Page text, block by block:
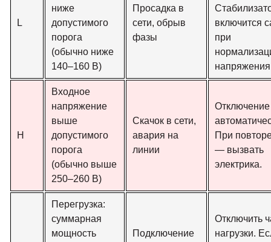
L
ниже
допустимого
порога
(обычно ниже
140–160 В)
Просадка в
сети, обрыв
фазы
включится
при
H
Входное
напряжение
выше
допустимого
порога
(обычно выше
250–260 В)
Скачок в сети,
авария на
линии
Отключение
При
— вызвать
электрика.
Перегрузка:
суммарная
мощность
Подключение
Отключить
нагрузки.